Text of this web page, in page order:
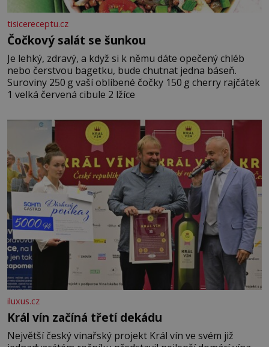
tisicereceptu.cz
Čočkový salát se šunkou
Je lehký, zdravý, a když si k němu dáte opečený chléb
nebo čerstvou bagetku, bude chutnat jedna báseň.
Suroviny 250 g vaší oblíbené čočky 150 g cherry rajčátek
1 velká červená cibule 2 lžíce
iluxus.cz
Král vín začíná třetí dekádu
Největší český vinařský projekt Král vín ve svém již